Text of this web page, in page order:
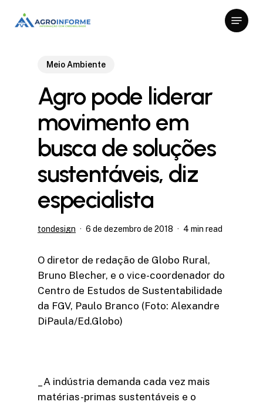
Menu
Meio Ambiente
Agro pode liderar
movimento em
busca de soluções
sustentáveis, diz
especialista
tondesign 6 de dezembro de 2018 4 min read
O diretor de redação de Globo Rural,
Bruno Blecher, e o vice-coordenador do
Centro de Estudos de Sustentabilidade
da FGV, Paulo Branco (Foto: Alexandre
DiPaula/Ed.Globo)
_A indústria demanda cada vez mais
matérias-primas sustentáveis e o